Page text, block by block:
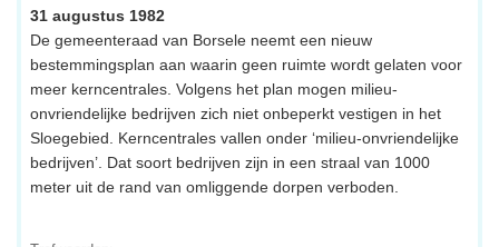
31 augustus 1982
De gemeenteraad van Borsele neemt een nieuw
bestemmingsplan aan waarin geen ruimte wordt gelaten voor
meer kerncentrales. Volgens het plan mogen milieu-
onvriendelijke bedrijven zich niet onbeperkt vestigen in het
Sloegebied. Kerncentrales vallen onder ‘milieu-onvriendelijke
bedrijven’. Dat soort bedrijven zijn in een straal van 1000
meter uit de rand van omliggende dorpen verboden.